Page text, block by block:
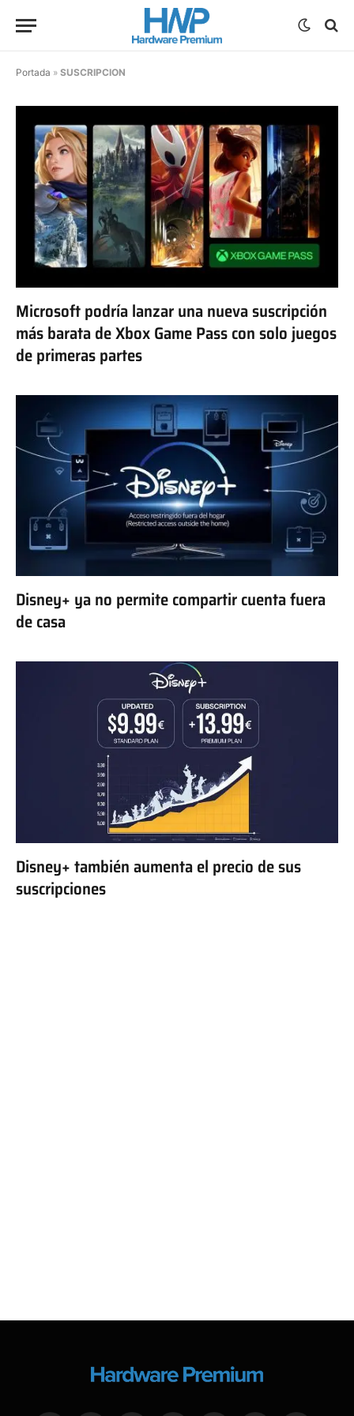
Portada » SUSCRIPCION
Microsoft podría lanzar una nueva suscripción
más barata de Xbox Game Pass con solo juegos
de primeras partes
Disney+ ya no permite compartir cuenta fuera
de casa
Disney+ también aumenta el precio de sus
suscripciones